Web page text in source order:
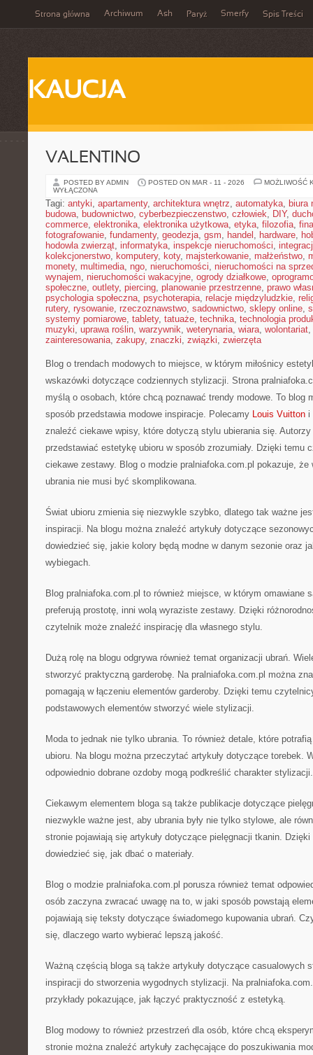
Strona główna Archiwum Ash Paryż Smerfy Spis Treści
KAUCJA
VALENTINO
POSTED BY ADMIN POSTED ON MAR - 11 - 2026
MOŻLIWOŚĆ
WYŁĄCZONA
Tagi: antyki, apartamenty, architektura wnętrz, automatyka, biura
budowa, budownictwo, cyberbezpieczenstwo, człowiek, DIY,
commerce, elektronika, elektronika użytkowa, etyka, filozofia,
fotografowanie, fundamenty, geodezja, gsm, handel , hardware,
hodowla zwierząt, informatyka, inspekcje nieruchomości,
kolekcjonerstwo, komputery, koty, majsterkowanie, małżeństwo,
monety, multimedia, ngo, nieruchomości, nieruchomości na
wynajem, nieruchomości wakacyjne, ogrody działkowe,
społeczne, outlety, piercing, planowanie przestrzenne, prawo
psychologia społeczna, psychoterapia, relacje międzyludzkie,
rutery, rysowanie, rzeczoznawstwo, sadownictwo, sklepy online,
systemy pomiarowe, tablety, tatuaże, technika, technologia
muzyki, uprawa roślin, warzywnik, weterynaria, wiara, wolontariat,
zainteresowania, zakupy, znaczki, związki, zwierzęta
Blog o trendach modowych to miejsce, w którym miłośnicy
wskazówki dotyczące codziennych stylizacji. Strona
myślą o osobach, które chcą poznawać trendy modowe. To blog
sposób przedstawia modowe inspiracje. Polecamy Louis Vuitton i
znaleźć ciekawe wpisy, które dotyczą stylu ubierania się.
przedstawiać estetykę ubioru w sposób zrozumiały. Dzięki temu
ciekawe zestawy. Blog o modzie pralniafoka.com.pl pokazuje, że
ubrania nie musi być skomplikowana.
Świat ubioru zmienia się niezwykle szybko, dlatego tak ważne
inspiracji. Na blogu można znaleźć artykuły dotyczące
dowiedzieć się, jakie kolory będą modne w danym sezonie oraz
wybiegach.
Blog pralniafoka.com.pl to również miejsce, w którym omawiane
preferują prostotę, inni wolą wyraziste zestawy. Dzięki
czytelnik może znaleźć inspirację dla własnego stylu.
Dużą rolę na blogu odgrywa również temat organizacji ubrań.
stworzyć praktyczną garderobę. Na pralniafoka.com.pl można
pomagają w łączeniu elementów garderoby. Dzięki temu
podstawowych elementów stworzyć wiele stylizacji.
Moda to jednak nie tylko ubrania. To również detale, które
ubioru. Na blogu można przeczytać artykuły dotyczące torebek.
odpowiednio dobrane ozdoby mogą podkreślić charakter stylizacji.
Ciekawym elementem bloga są także publikacje dotyczące
niezwykle ważne jest, aby ubrania były nie tylko stylowe, ale
stronie pojawiają się artykuły dotyczące pielęgnacji tkanin.
dowiedzieć się, jak dbać o materiały.
Blog o modzie pralniafoka.com.pl porusza również temat
osób zaczyna zwracać uwagę na to, w jaki sposób powstają
pojawiają się teksty dotyczące świadomego kupowania ubrań.
się, dlaczego warto wybierać lepszą jakość.
Ważną częścią bloga są także artykuły dotyczące casualowych
inspiracji do stworzenia wygodnych stylizacji. Na
przykłady pokazujące, jak łączyć praktyczność z estetyką.
Blog modowy to również przestrzeń dla osób, które chcą
stronie można znaleźć artykuły zachęcające do poszukiwania